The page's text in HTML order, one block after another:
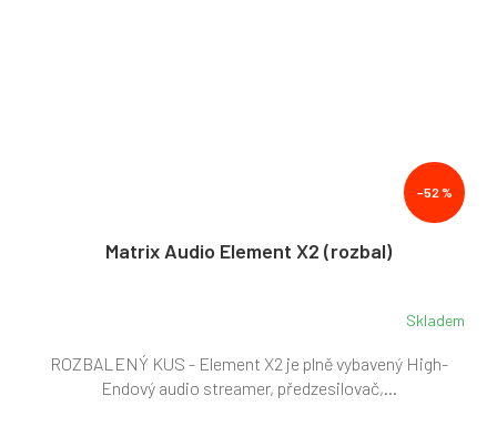
–52 %
Matrix Audio Element X2 (rozbal)
Skladem
ROZBALENÝ KUS - Element X2 je plně vybavený High-
Endový audio streamer, předzesilovač,...